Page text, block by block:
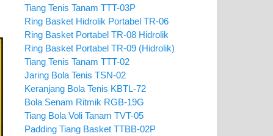
Tiang Tenis Tanam TTT-03P
Ring Basket Hidrolik Portabel TR-06
Ring Basket Portabel TR-08 Hidrolik
Ring Basket Portabel TR-09 (Hidrolik)
Tiang Tenis Tanam TTT-02
Jaring Bola Tenis TSN-02
Keranjang Bola Tenis KBTL-72
Bola Senam Ritmik RGB-19G
Tiang Bola Voli Tanam TVT-05
Padding Tiang Basket TTBB-02P